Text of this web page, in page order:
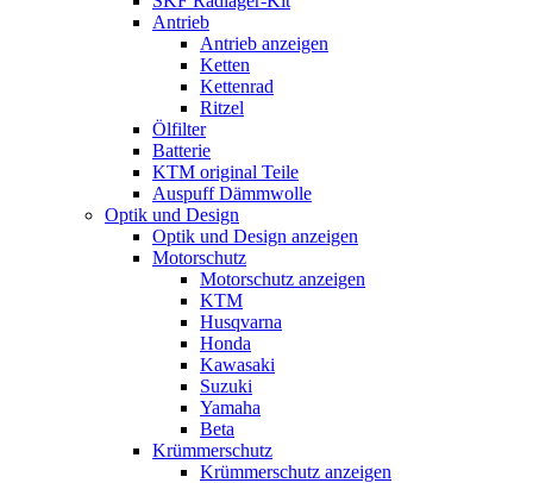
Antrieb
Antrieb anzeigen
Ketten
Kettenrad
Ritzel
Ölfilter
Batterie
KTM original Teile
Auspuff Dämmwolle
Optik und Design
Optik und Design anzeigen
Motorschutz
Motorschutz anzeigen
KTM
Husqvarna
Honda
Kawasaki
Suzuki
Yamaha
Beta
Krümmerschutz
Krümmerschutz anzeigen